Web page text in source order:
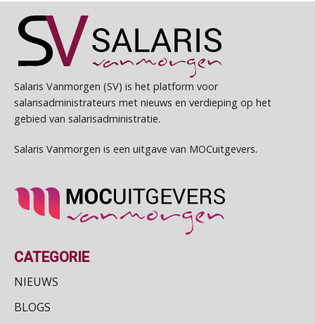
Salaris Vanmorgen (SV) is het platform voor
salarisadministrateurs met nieuws en verdieping op het
gebied van salarisadministratie.
Salaris Vanmorgen is een uitgave van MOCuitgevers.
CATEGORIE
NIEUWS
BLOGS